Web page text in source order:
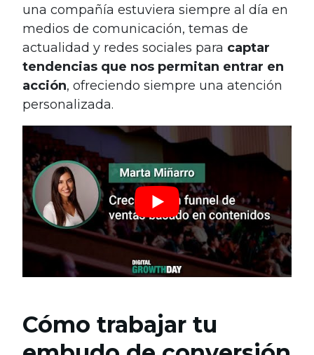
una compañía estuviera siempre al día en
medios de comunicación, temas de
actualidad y redes sociales para captar
tendencias que nos permitan entrar en
acción, ofreciendo siempre una atención
personalizada.
Cómo trabajar tu